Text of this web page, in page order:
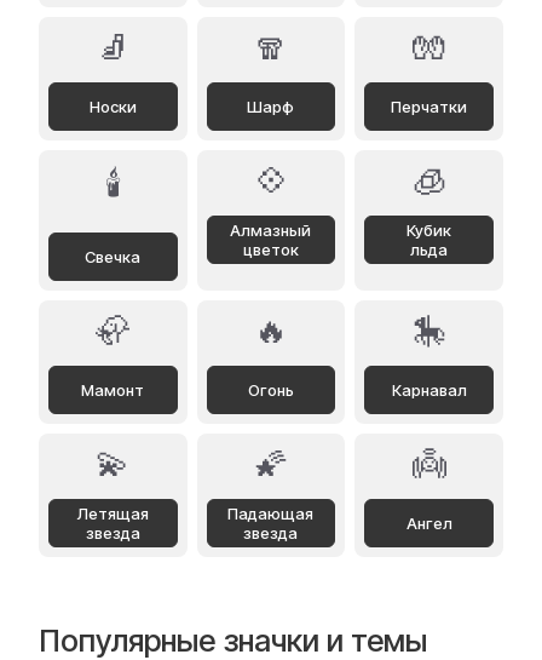
🧦
Носки
🧣
Шарф
🧤
Перчатки
🕯️
Свечка
💠
Алмазный
цветок
🧊
Кубик
льда
🦣
Мамонт
🔥
Огонь
🎠
Карнавал
💫
Летящая
звезда
🌠
Падающая
звезда
👼
Ангел
Популярные значки и темы